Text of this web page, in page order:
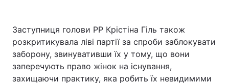
Заступниця голови PP Крістіна Гіль також
розкритикувала ліві партії за спроби заблокувати
заборону, звинувативши їх у тому, що вони
заперечують право жінок на існування,
захищаючи практику, яка робить їх невидимими